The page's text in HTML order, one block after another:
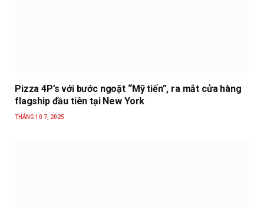
Pizza 4P’s với bước ngoặt “Mỹ tiến”, ra mắt cửa hàng
flagship đầu tiên tại New York
THÁNG 10 7, 2025